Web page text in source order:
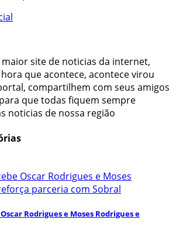
site de noticias da internet,
que acontece, acontece virou
compartilhem com seus amigos
que todas fiquem sempre
noticias de nossa região
Rodrigues e Moses Rodrigues e